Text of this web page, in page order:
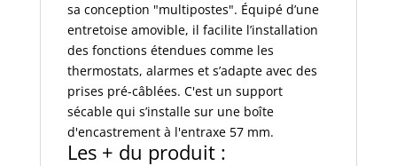
sa conception "multipostes". Équipé d’une
entretoise amovible, il facilite l’installation
des fonctions étendues comme les
thermostats, alarmes et s’adapte avec des
prises pré-câblées. C'est un support
sécable qui s’installe sur une boîte
d'encastrement à l'entraxe 57 mm.
Les + du produit :